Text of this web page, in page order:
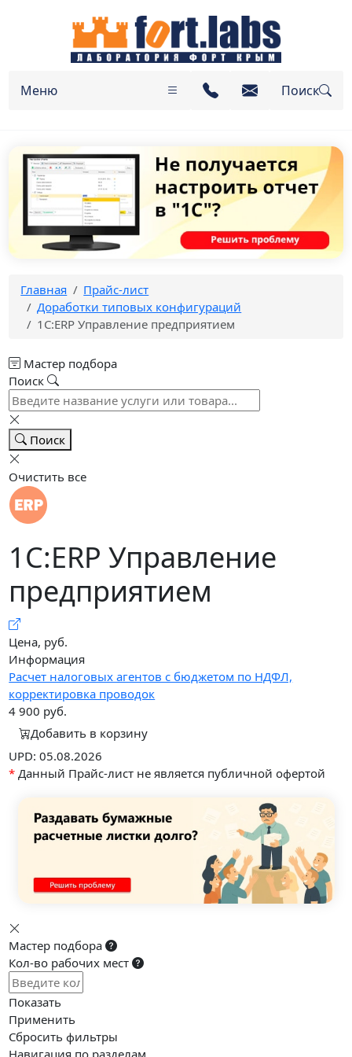
Меню Поиск
Главная
Прайс-лист
Доработки типовых конфигураций
1С:ERP Управление предприятием
Мастер подбора
Поиск
Поиск
Очистить все
1С:ERP Управление
предприятием
Цена, руб.
Информация
Расчет налоговых агентов с бюджетом по НДФЛ,
корректировка проводок
4 900 руб.
Добавить в корзину
UPD: 05.08.2026
* Данный Прайс-лист не является публичной офертой
Мастер подбора
Кол-во рабочих мест
Показать
Применить
Сбросить фильтры
Навигация по разделам